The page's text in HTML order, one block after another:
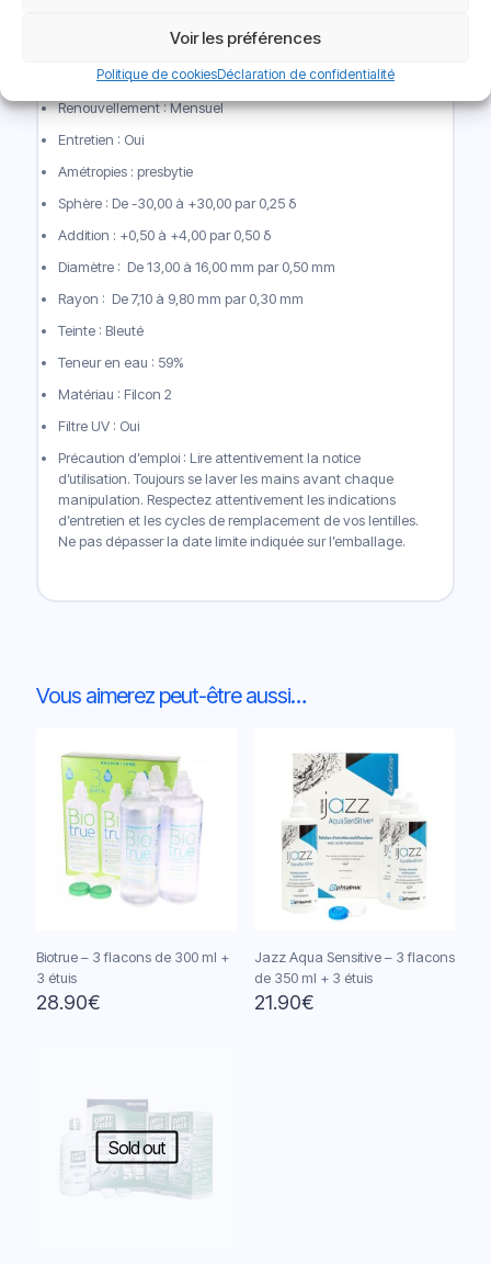
Voir les préférences
Politique de cookiesDéclaration de confidentialité
Nombre lentilles par boite : Boite de 6 lentilles
Type et durée de port : Journalier
Renouvellement : Mensuel
Entretien : Oui
Amétropies : presbytie
Sphère : De -30,00 à +30,00 par 0,25 δ
Addition : +0,50 à +4,00 par 0,50 δ
Diamètre : De 13,00 à 16,00 mm par 0,50 mm
Rayon : De 7,10 à 9,80 mm par 0,30 mm
Teinte : Bleuté
Teneur en eau : 59%
Matériau : Filcon 2
Filtre UV : Oui
Précaution d’emploi : Lire attentivement la notice
d’utilisation. Toujours se laver les mains avant chaque
manipulation. Respectez attentivement les indications
d’entretien et les cycles de remplacement de vos lentilles.
Ne pas dépasser la date limite indiquée sur l’emballage.
Vous aimerez peut-être aussi…
Biotrue – 3 flacons de 300 ml +
3 étuis
28.90€
Jazz Aqua Sensitive – 3 flacons
de 350 ml + 3 étuis
21.90€
Sold out